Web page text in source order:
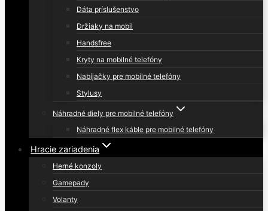
Dáta príslušenstvo
Držiaky na mobil
Handsfree
Kryty na mobilné telefóny
Nabíjačky pre mobilné telefóny
Stylusy
Náhradné diely pre mobilné telefóny
Náhradné flex káble pre mobilné telefóny
Hracie zariadenia
Herné konzoly
Gamepady
Volanty